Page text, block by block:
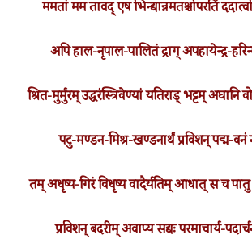
ममतां मम तावद् एष भिन्द्यान्नमतश्चोपरतिं
अपि हाल-नृपाल-पालितं द्राग् अपहायेन्द्र-
श्रित-मुर्मुरम् उद्धरंस्त्रिवेण्यां यतिराड् भट्टम्
पटु-मण्डन-मिश्र-खण्डनार्थं प्रविशन् पद्म-वनं
तम् अधृष्य-गिरं विधृष्य वादैर्यतिम् आधात् स च पातु
प्रविशन् बदरीम् अवाप्य सद्यः परमाचार्य-